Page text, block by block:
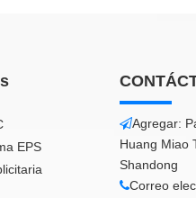
EPS
Agregar:
Huang Miao
Shandong
Correo